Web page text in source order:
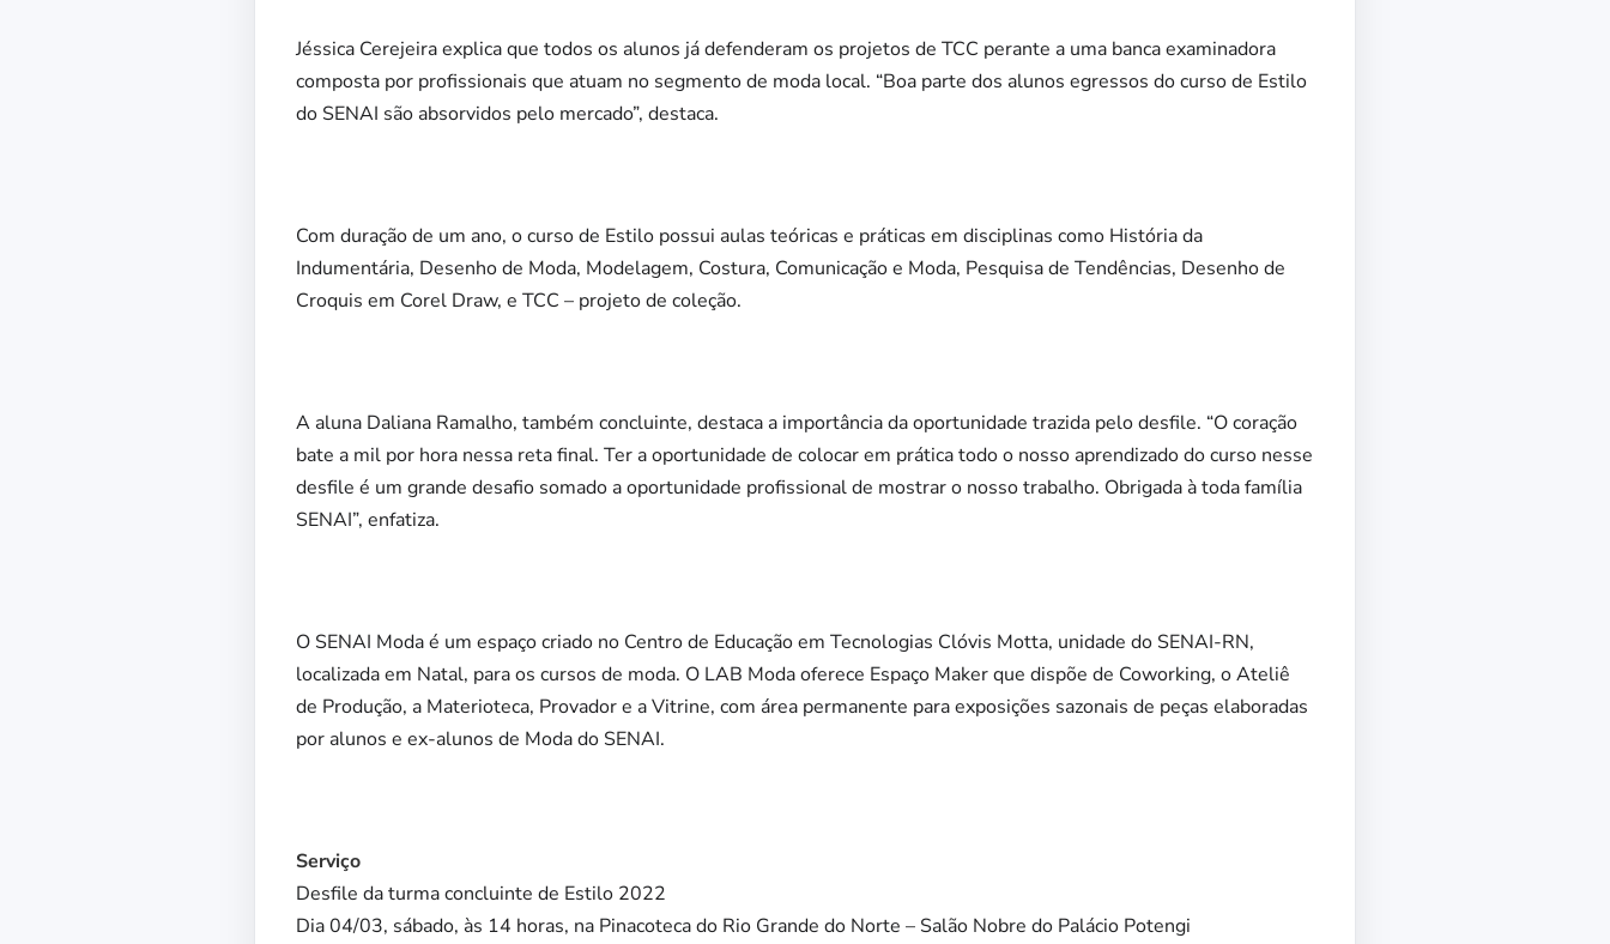
Jéssica Cerejeira explica que todos os alunos já defenderam os projetos de TCC perante a uma banca examinadora
composta por profissionais que atuam no segmento de moda local. “Boa parte dos alunos egressos do curso de Estilo
do SENAI são absorvidos pelo mercado”, destaca.
Com duração de um ano, o curso de Estilo possui aulas teóricas e práticas em disciplinas como História da
Indumentária, Desenho de Moda, Modelagem, Costura, Comunicação e Moda, Pesquisa de Tendências, Desenho de
Croquis em Corel Draw, e TCC – projeto de coleção.
A aluna Daliana Ramalho, também concluinte, destaca a importância da oportunidade trazida pelo desfile. “O coração
bate a mil por hora nessa reta final. Ter a oportunidade de colocar em prática todo o nosso aprendizado do curso nesse
desfile é um grande desafio somado a oportunidade profissional de mostrar o nosso trabalho. Obrigada à toda família
SENAI”, enfatiza.
O SENAI Moda é um espaço criado no Centro de Educação em Tecnologias Clóvis Motta, unidade do SENAI-RN,
localizada em Natal, para os cursos de moda. O LAB Moda oferece Espaço Maker que dispõe de Coworking, o Ateliê
de Produção, a Materioteca, Provador e a Vitrine, com área permanente para exposições sazonais de peças elaboradas
por alunos e ex-alunos de Moda do SENAI.
Serviço
Desfile da turma concluinte de Estilo 2022
Dia 04/03, sábado, às 14 horas, na Pinacoteca do Rio Grande do Norte – Salão Nobre do Palácio Potengi